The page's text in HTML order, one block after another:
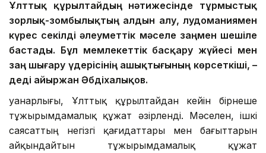
Ұлттық құрылтайдың нәтижесінде тұрмыстық
зорлық-зомбылықтың алдын алу, лудоманиямен
күрес секілді әлеуметтік мәселе заңмен шешіле
бастады. Бұл мемлекеттік басқару жүйесі мен
заң шығару үдерісінің ашықтығының көрсеткіші, –
деді Қайыржан Әбдіхалықов.
Қуанарлығы, Ұлттық құрылтайдан кейін бірнеше
тұжырымдамалық құжат әзірленді. Мәселен, ішкі
саясаттың негізгі қағидаттары мен бағыттарын
айқындайтын тұжырымдамалық құжат